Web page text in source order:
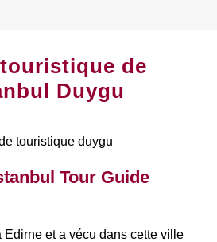
de
Duygu
Tour Guide
Edirne et a vécu dans cette ville